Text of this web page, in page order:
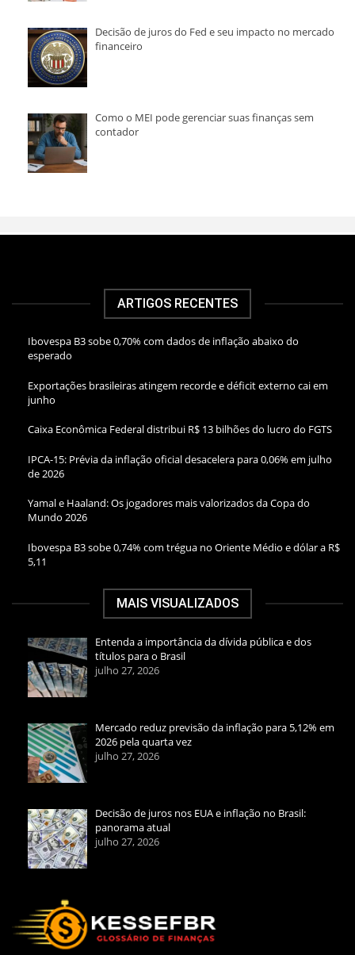
Decisão de juros do Fed e seu impacto no mercado
financeiro
Como o MEI pode gerenciar suas finanças sem
contador
ARTIGOS RECENTES
Ibovespa B3 sobe 0,70% com dados de inflação abaixo do
esperado
Exportações brasileiras atingem recorde e déficit externo cai em
junho
Caixa Econômica Federal distribui R$ 13 bilhões do lucro do FGTS
IPCA-15: Prévia da inflação oficial desacelera para 0,06% em julho
de 2026
Yamal e Haaland: Os jogadores mais valorizados da Copa do
Mundo 2026
Ibovespa B3 sobe 0,74% com trégua no Oriente Médio e dólar a R$
5,11
MAIS VISUALIZADOS
Entenda a importância da dívida pública e dos
títulos para o Brasil
julho 27, 2026
Mercado reduz previsão da inflação para 5,12% em
2026 pela quarta vez
julho 27, 2026
Decisão de juros nos EUA e inflação no Brasil:
panorama atual
julho 27, 2026